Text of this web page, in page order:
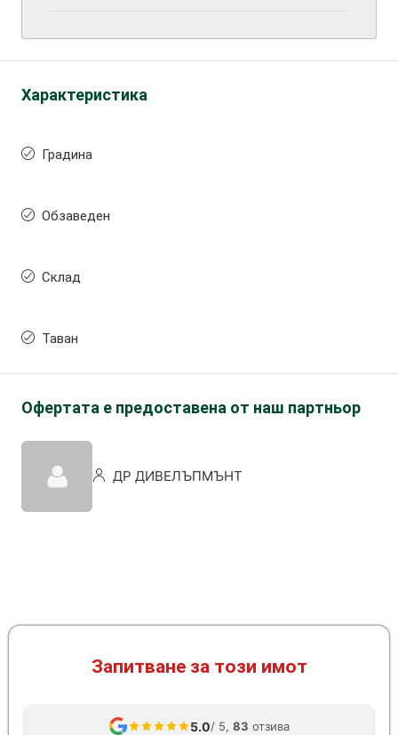
Характеристика
Градина
Обзаведен
Склад
Таван
Офертата е предоставена от наш партньор
ДР ДИВЕЛЪПМЪНТ
Запитване за този имот
5.0/ 5, 83 отзива